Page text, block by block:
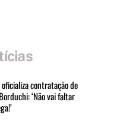
oficializa contratação de
‘Não vai faltar